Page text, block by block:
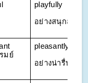
playfully
อย่างสนุกสนาน
มย์
pleasantly
อย่างน่ารื่นรมย์